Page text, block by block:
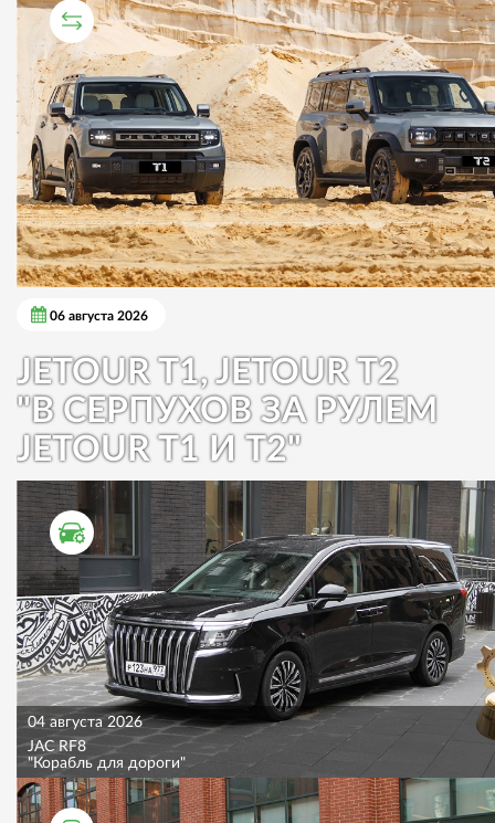
СРАВНИТЕЛЬНЫЙ ТЕСТ
06 августа 2026
JETOUR T1, JETOUR T2
"В СЕРПУХОВ ЗА РУЛЕМ
JETOUR T1 И T2"
ТЕСТ ДРАЙВ
04 августа 2026
JAC RF8
"Корабль для дороги"